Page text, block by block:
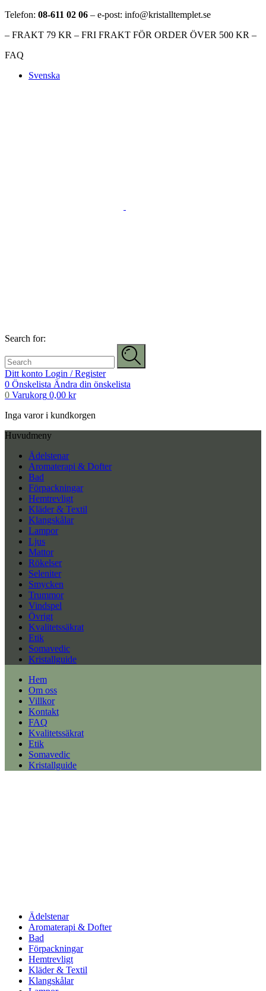
Telefon: 08-611 02 06 – e-post: info@kristalltemplet.se
– FRAKT 79 KR – FRI FRAKT FÖR ORDER ÖVER 500 KR –
FAQ
Svenska
Search for:
Ditt konto Login / Register
0 Önskelista Ändra din önskelista
0 Varukorg 0,00 kr
Inga varor i kundkorgen
Huvudmeny
Ädelstenar
Aromaterapi & Dofter
Bad
Förpackningar
Hemtrevligt
Kläder & Textil
Klangskålar
Lampor
Ljus
Mattor
Rökelser
Seleniter
Smycken
Trummor
Vindspel
Övrigt
Kvalitetssäkrat
Etik
Somavedic
Kristallguide
Hem
Om oss
Villkor
Kontakt
FAQ
Kvalitetssäkrat
Etik
Somavedic
Kristallguide
Ädelstenar
Aromaterapi & Dofter
Bad
Förpackningar
Hemtrevligt
Kläder & Textil
Klangskålar